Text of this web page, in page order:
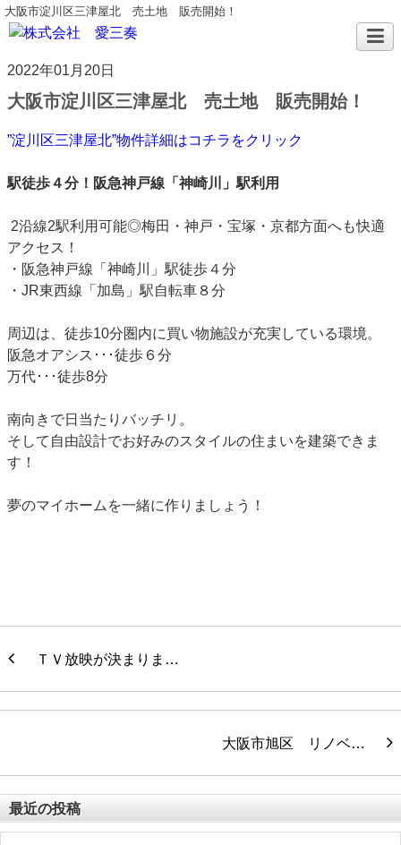
大阪市淀川区三津屋北 売土地 販売開始！
2022年01月20日
大阪市淀川区三津屋北 売土地 販売開始！
”淀川区三津屋北”物件詳細はコチラをクリック
駅徒歩４分！阪急神戸線「神崎川」駅利用
2沿線2駅利用可能◎梅田・神戸・宝塚・京都方面へも快適
アクセス！
・阪急神戸線「神崎川」駅徒歩４分
・JR東西線「加島」駅自転車８分
周辺は、徒歩10分圏内に買い物施設が充実している環境。
阪急オアシス･･･徒歩６分
万代･･･徒歩8分
南向きで日当たりバッチリ。
そして自由設計でお好みのスタイルの住まいを建築できま
す！
夢のマイホームを一緒に作りましょう！
ＴＶ放映が決まりま…
大阪市旭区 リノベ…
最近の投稿